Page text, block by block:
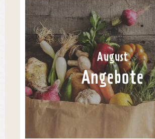
August
Angebote